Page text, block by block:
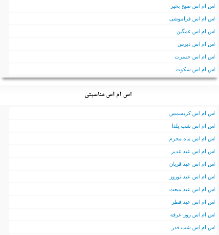
اس ام اس صبح بخیر
اس ام اس فراموشی
اس ام اس غمگین
اس ام اس دپرس
اس ام اس حسرت
اس ام اس سکوت
اس ام اس مناسبتی
اس ام اس کریسمس
اس ام اس شب یلدا
اس ام اس ماه محرم
اس ام اس عید غدیر
اس ام اس عید قربان
اس ام اس عید نوروز
اس ام اس عید مبعث
اس ام اس عید فطر
اس ام اس روز عرفه
اس ام اس شب قدر